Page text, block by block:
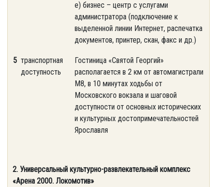
е) бизнес – центр с услугами
администратора (подключение к
выделенной линии Интернет, распечатка
документов, принтер, скан, факс и др.)
5 транспортная
доступность
Гостиница «Святой Георгий»
располагается в 2 км от автомагистрали
М8, в 10 минутах ходьбы от
Московского вокзала и шаговой
доступности от основных исторических
и культурных достопримечательностей
Ярославля
2. Универсальный культурно-развлекательный комплекс
«Арена 2000. Локомотив»